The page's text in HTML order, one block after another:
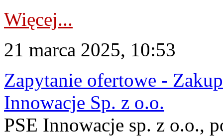
Więcej...
21 marca 2025, 10:53
Zapytanie ofertowe -
Innowacje Sp. z o.o.
PSE Innowacje sp. z o.o.,